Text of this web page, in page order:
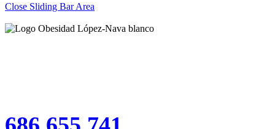
Close Sliding Bar Area